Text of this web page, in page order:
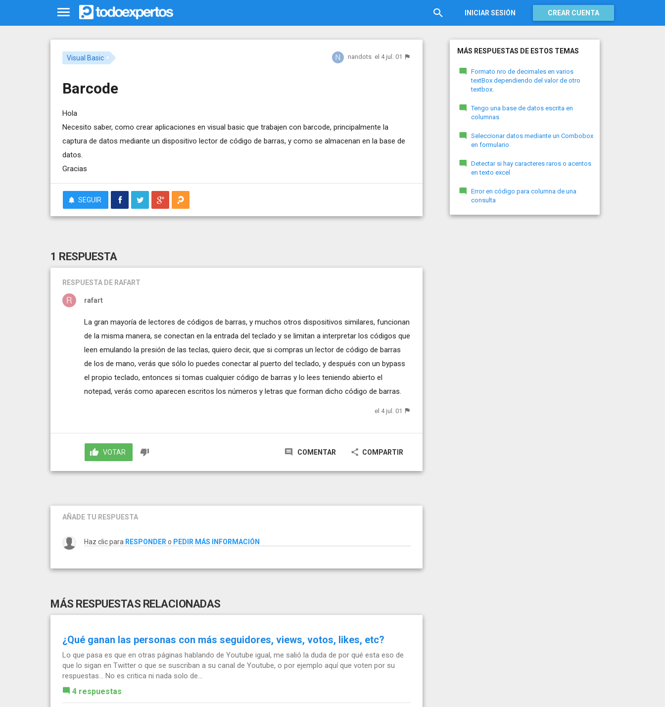
INICIAR SESIÓN CREAR CUENTA
Visual Basic nandots el 4 jul. 01
Barcode
Hola
Necesito saber, como crear aplicaciones en visual basic que trabajen con barcode, principalmente la
captura de datos mediante un dispositivo lector de código de barras, y como se almacenan en la base de
datos.
Gracias
SEGUIR
1 RESPUESTA
RESPUESTA DE RAFART
rafart
La gran mayoría de lectores de códigos de barras, y muchos otros dispositivos similares, funcionan
de la misma manera, se conectan en la entrada del teclado y se limitan a interpretar los códigos que
leen emulando la presión de las teclas, quiero decir, que si compras un lector de código de barras
de los de mano, verás que sólo lo puedes conectar al puerto del teclado, y después con un bypass
el propio teclado, entonces si tomas cualquier código de barras y lo lees teniendo abierto el
notepad, verás como aparecen escritos los números y letras que forman dicho código de barras.
el 4 jul. 01
VOTAR COMENTAR COMPARTIR
AÑADE TU RESPUESTA
Haz clic para RESPONDER o PEDIR MÁS INFORMACIÓN
MÁS RESPUESTAS RELACIONADAS
¿Qué ganan las personas con más seguidores, views, votos, likes, etc?
Lo que pasa es que en otras páginas hablando de Youtube igual, me salió la duda de por qué esta eso de
que lo sigan en Twitter o que se suscriban a su canal de Youtube, o por ejemplo aquí que voten por su
respuestas... No es critica ni nada solo de...
4 respuestas
MÁS RESPUESTAS DE ESTOS TEMAS
Formato nro de decimales en varios
textBox dependiendo del valor de otro
textbox.
Tengo una base de datos escrita en
columnas
Seleccionar datos mediante un Combobox
en formulario
Detectar si hay caracteres raros o acentos
en texto excel
Error en código para columna de una
consulta